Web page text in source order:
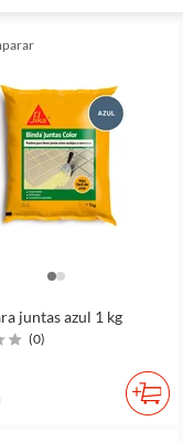
juntas azul 1 kg
(0)